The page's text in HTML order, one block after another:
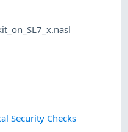
Security Checks